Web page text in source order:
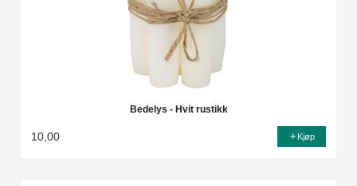
Bedelys - Hvit rustikk
10,00 Kjøp